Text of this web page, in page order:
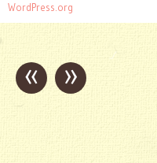
WordPress.org
投
稿
« »